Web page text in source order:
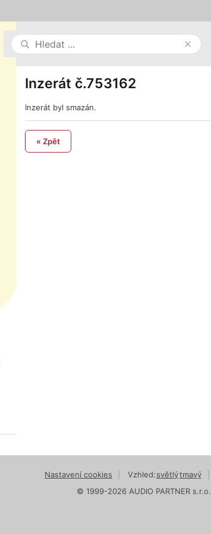
Inzerát č.753162
Inzerát byl smazán.
« Zpět
Nastavení cookies Vzhled:světlýtmavý
© 1999-2026 AUDIO PARTNER s.r.o.